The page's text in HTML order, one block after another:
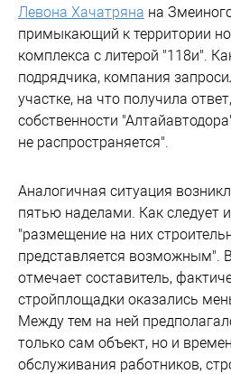
Левона Хачатряна на
примыкающий к территории
комплекса с литерой "118и".
подрядчика, компания
участке, на что получила
собственности
не распространяется".
Аналогичная ситуация
пятью наделами. Как следует
"размещение на них
представляется возможным".
отмечает составитель,
стройплощадки оказались
Между тем на ней
только сам объект, но и
обслуживания работников,